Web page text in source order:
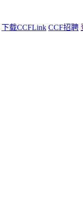
下载CCFLink CCF招聘